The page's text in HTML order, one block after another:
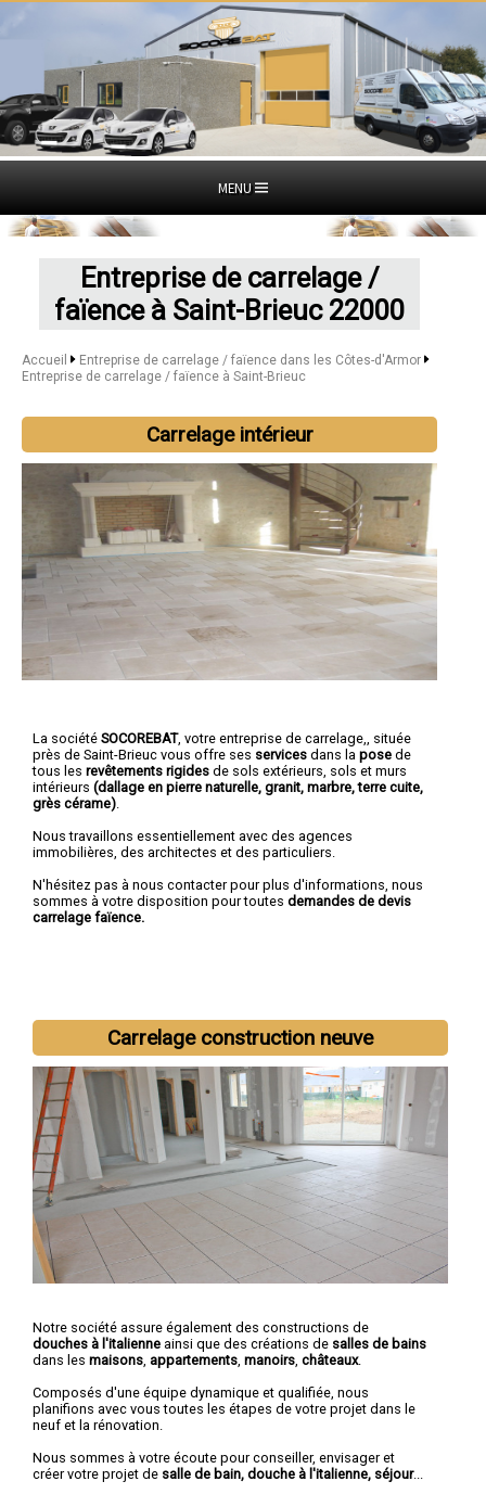
MENU
Entreprise de carrelage /
faïence à Saint-Brieuc 22000
Accueil
Entreprise de carrelage / faïence dans les Côtes-d'Armor
Entreprise de carrelage / faïence à Saint-Brieuc
Carrelage intérieur
La société SOCOREBAT, votre entreprise de carrelage,
, située
près de Saint-Brieuc vous offre ses services dans la pose de
tous les revêtements rigides de sols extérieurs, sols et murs
intérieurs (dallage en pierre naturelle, granit, marbre, terre cuite,
grès cérame)
Nous travaillons essentiellement avec des agences
immobilières, des architectes et des particuliers.
N'hésitez pas à nous contacter pour plus d'informations, nous
sommes à votre disposition pour toutes demandes de devis
carrelage faïence.
Nous intervenons aussi dans les villes suivantes :Saint-Brieuc
Lannion,Plérin,Lamballe,Dinan,Ploufragan,Loudéac,Paimpol,
Guingamp,Trégueux
Carrelage construction neuve
Notre société assure également des constructions de
douches à l'italienne ainsi que des créations de salles de bains
dans les maisons appartements manoirs châteaux.
Composés d'une équipe dynamique et qualifiée, nous
planifions avec vous toutes les étapes de votre projet dans le
neuf et la rénovation.
Nous sommes à votre écoute pour conseiller, envisager et
créer votre projet de salle de bain, douche à l'italienne, séjour...